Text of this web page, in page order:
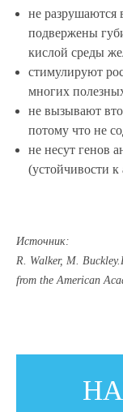
не разрушаются
подвержены
кислой среды
стимулируют
многих
не вызывают
потому что не
не несут генов
(устойчивости
Источник:
R. Walker, M.
from the American